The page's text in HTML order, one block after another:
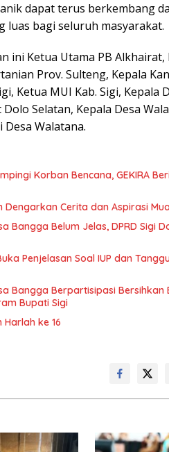
dapat terus berkembang
luas bagi seluruh masyarakat.
ini Ketua Utama PB Alkhairat,
Prov. Sulteng, Kepala
Ketua MUI Kab. Sigi, Kepala
Selatan, Kepala Desa
Walatana.
Korban Bencana, GEKIRA
Dengarkan Cerita dan Aspirasi
Bangga Belum Jelas, DPRD Sigi
Penjelasan Soal IUP dan
Bangga Berpartisipasi Bersihkan
Bupati Sigi
Harlah ke 16